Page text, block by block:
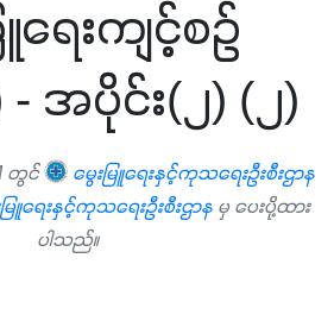
ရေးကျင့်စဉ်
- အပိုင်း(၂) (၂)
တွင်
မွေးမြူရေးနှင့်ကုသရေးဦးစီးဌာန
ြူရေးနှင့်ကုသရေးဦးစီးဌာန မှ ပေးပို့ထား
ပါသည်။